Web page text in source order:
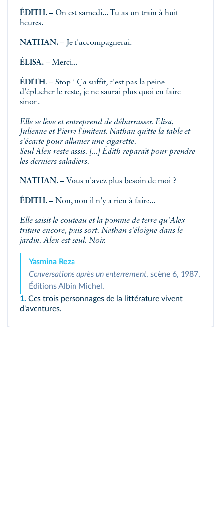
ÉDITH. – On est samedi... Tu as un train à huit
heures.
NATHAN. – Je t'accompagnerai.
ÉLISA. – Merci...
ÉDITH. – Stop ! Ça suffit, c'est pas la peine
d'éplucher le reste, je ne saurai plus quoi en faire
sinon.
Elle se lève et entreprend de débarrasser. Elisa,
Julienne et Pierre l'imitent. Nathan quitte la table et
s'écarte pour allumer une cigarette.
Seul Alex reste assis. [...] Édith reparaît pour prendre
les derniers saladiers.
NATHAN. – Vous n'avez plus besoin de moi ?
ÉDITH. – Non, non il n'y a rien à faire...
Elle saisit le couteau et la pomme de terre qu'Alex
triture encore, puis sort. Nathan s'éloigne dans le
jardin. Alex est seul. Noir.
Yasmina Reza
Conversations après un enterrement, scène 6, 1987,
Éditions Albin Michel.
1. Ces trois personnages de la littérature vivent
d'aventures.